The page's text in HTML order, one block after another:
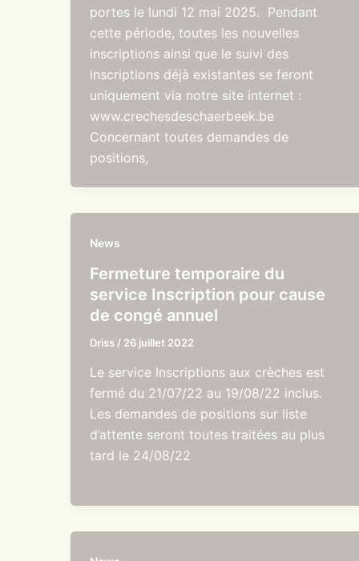
portes le lundi 12 mai 2025. Pendant
cette période, toutes les nouvelles
inscriptions ainsi que le suivi des
inscriptions déjà existantes se feront
uniquement via notre site internet :
www.crechesdeschaerbeek.be
Concernant toutes demandes de
positions,
News
Fermeture temporaire du
service Inscription pour cause
de congé annuel
Driss / 26 juillet 2022
Le service Inscriptions aux crèches est
fermé du 21/07/22 au 19/08/22 inclus.
Les demandes de positions sur liste
d’attente seront toutes traitées au plus
tard le 24/08/22